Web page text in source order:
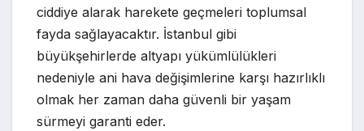
ciddiye alarak harekete geçmeleri toplumsal
fayda sağlayacaktır. İstanbul gibi
büyükşehirlerde altyapı yükümlülükleri
nedeniyle ani hava değişimlerine karşı hazırlıklı
olmak her zaman daha güvenli bir yaşam
sürmeyi garanti eder.